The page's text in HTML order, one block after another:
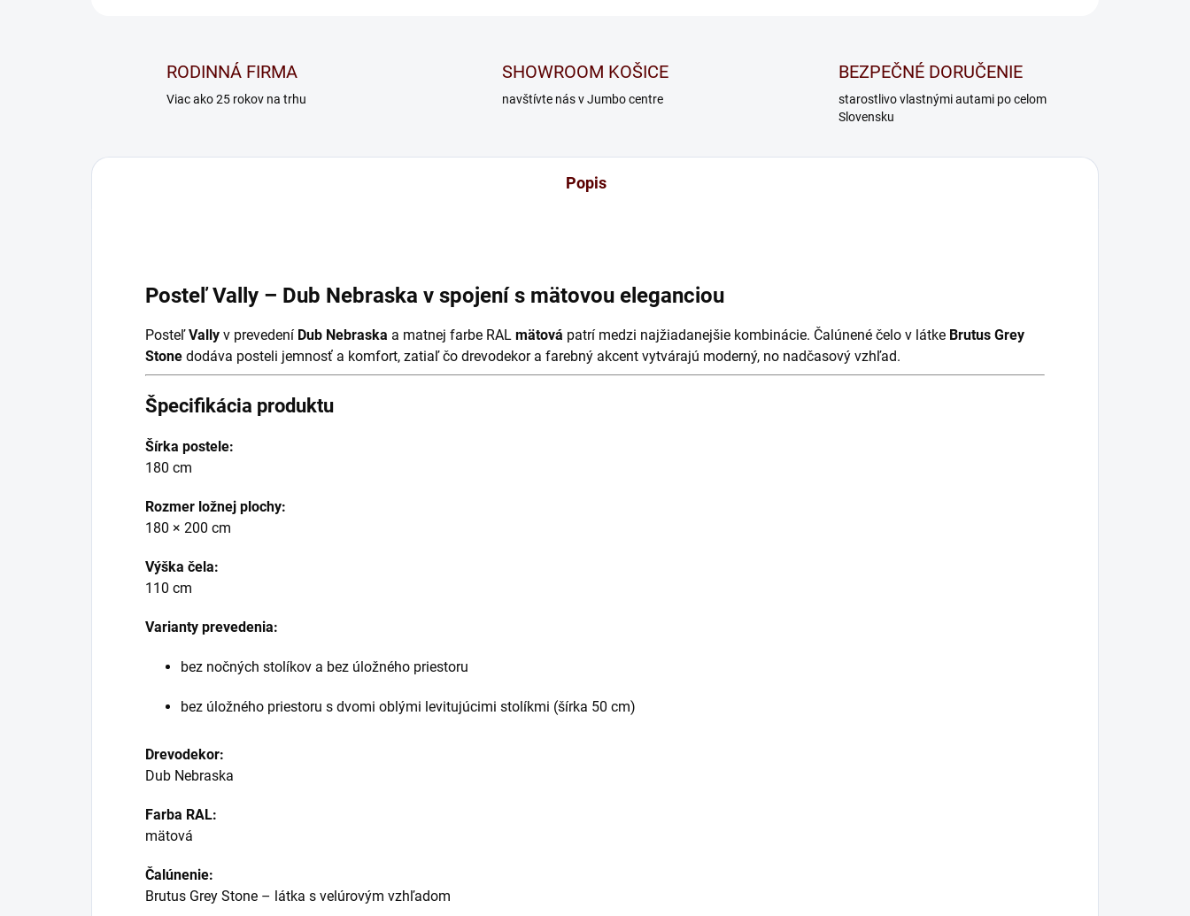
RODINNÁ FIRMA
Viac ako 25 rokov na trhu
SHOWROOM KOŠICE
navštívte nás v Jumbo centre
BEZPEČNÉ DORUČENIE
starostlivo vlastnými autami po celom
Slovensku
Popis
Posteľ Vally – Dub Nebraska v spojení s mätovou eleganciou
PosteľVally v prevedení Dub Nebraska a matnej farbe RAL mätová patrí medzi najžiadanejšie kombinácie. Čalúnené čelo v látke Brutus Grey
Stone dodáva posteli jemnosť a komfort, zatiaľ čo drevodekor a farebný akcent vytvárajú moderný, no nadčasový vzhľad.
Špecifikácia produktu
Šírka postele:
180 cm
Rozmer ložnej plochy:
180 × 200 cm
Výška čela:
110 cm
Varianty prevedenia:
bez nočných stolíkov a bez úložného priestoru
bez úložného priestoru s dvomi oblými levitujúcimi stolíkmi (šírka 50 cm)
Drevodekor:
Dub Nebraska
Farba RAL:
mätová
Čalúnenie:
Brutus Grey Stone – látka s velúrovým vzhľadom